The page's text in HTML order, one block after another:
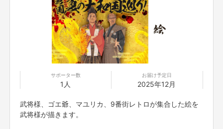
サポーター数
1人
お届け予定日
2025年12月
武将様、ゴエ爺、マユリカ、9番街レトロが集合した絵を
武将様が描きます。